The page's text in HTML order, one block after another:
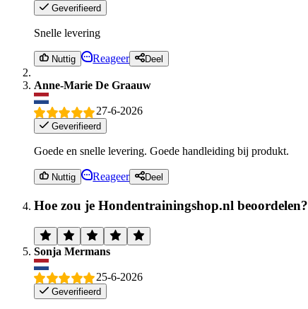
Geverifieerd
Snelle levering
Nuttig Reageer Deel
Anne-Marie De Graauw
27-6-2026
Geverifieerd
Goede en snelle levering. Goede handleiding bij produkt.
Nuttig Reageer Deel
Hoe zou je Hondentrainingshop.nl beoordelen?
Sonja Mermans
25-6-2026
Geverifieerd